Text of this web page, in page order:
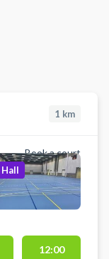
1 km
Book a court
Hall
12:00